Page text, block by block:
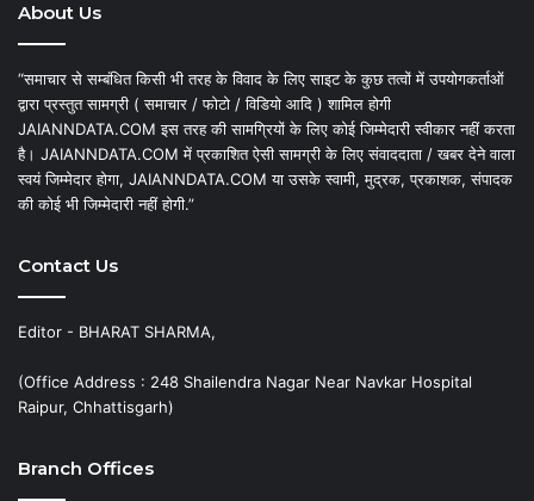
About Us
“समाचार से सम्बंधित किसी भी तरह के विवाद के लिए साइट के कुछ तत्वों में उपयोगकर्ताओं
द्वारा प्रस्तुत सामग्री ( समाचार / फोटो / विडियो आदि ) शामिल होगी
JAIANNDATA.COM इस तरह की सामग्रियों के लिए कोई जिम्मेदारी स्वीकार नहीं करता
है। JAIANNDATA.COM में प्रकाशित ऐसी सामग्री के लिए संवाददाता / खबर देने वाला
स्वयं जिम्मेदार होगा, JAIANNDATA.COM या उसके स्वामी, मुद्रक, प्रकाशक, संपादक
की कोई भी जिम्मेदारी नहीं होगी.”
Contact Us
Editor - BHARAT SHARMA,
(Office Address : 248 Shailendra Nagar Near Navkar Hospital
Raipur, Chhattisgarh)
Branch Offices